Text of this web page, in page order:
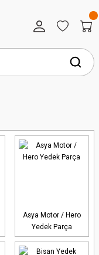
Asya Motor / Hero
Yedek Parça